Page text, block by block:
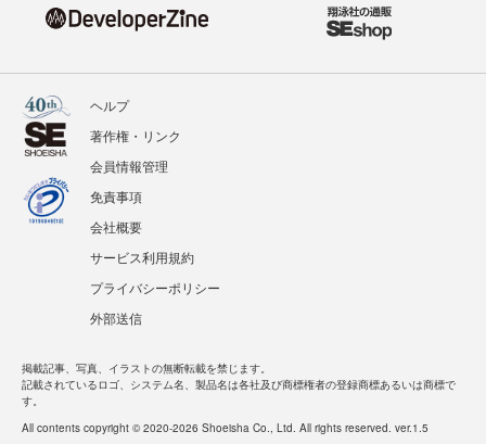
ヘルプ
著作権・リンク
会員情報管理
免責事項
会社概要
サービス利用規約
プライバシーポリシー
外部送信
掲載記事、写真、イラストの無断転載を禁じます。
記載されているロゴ、システム名、製品名は各社及び商標権者の登録商標あるいは商標で
す。
All contents copyright © 2020-2026 Shoeisha Co., Ltd. All rights reserved. ver.1.5